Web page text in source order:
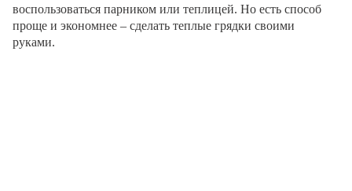
воспользоваться парником или теплицей. Но есть способ
проще и экономнее – сделать теплые грядки своими
руками.